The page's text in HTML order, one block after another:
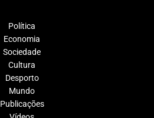
Política
Economia
Sociedade
Cultura
Desporto
Mundo
Publicações